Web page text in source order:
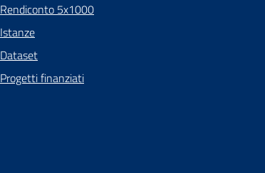
Rendiconto 5x1000
Istanze
Dataset
Progetti finanziati